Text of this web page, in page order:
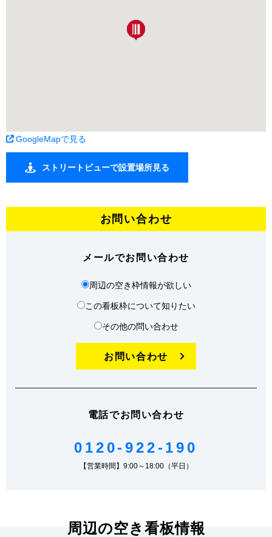
GoogleMapで見る
ストリートビューで設置場所見る
お問い合わせ
メールでお問い合わせ
周辺の空き枠情報が欲しい
この看板枠について知りたい
その他の問い合わせ
お問い合わせ
電話でお問い合わせ
0120-922-190
【営業時間】9:00～18:00（平日）
周辺の空き看板情報